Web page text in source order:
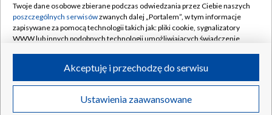
Rada Programowa
System NOS
Informacje o nadawcy
Program dla prasy
Ogłoszenie przetargowe
Kontakt
Kanały
©2026 Telewizja Polska S.A. w likwidacji
Twoje dane osobowe zbierane podczas odwiedzania przez Ciebie naszych
poszczególnych serwisówzwanych dalej „Portalem”, w tym informacje
zapisywane za pomocą technologii takich jak: pliki cookie, sygnalizatory
WWW lub innych podobnych technologii umożliwiających świadczenie
ruchu w Internecie.
Twoje dane osobowe zbierane podczas odwiedzania przez Ciebie
poszczególnych serwisówna Portalu, takie jak adresy IP, identyfikatory
Ustawienia zaawansowane
Akceptuję i przechodzę do serwisu